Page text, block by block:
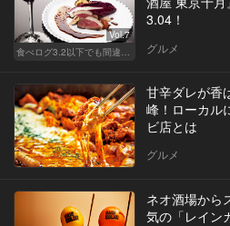
Vol.7
3.04！
グルメ
甘辛ダレが香
峰！ローカル
ビ店とは
グルメ
ネオ酒場から
気の「レイン